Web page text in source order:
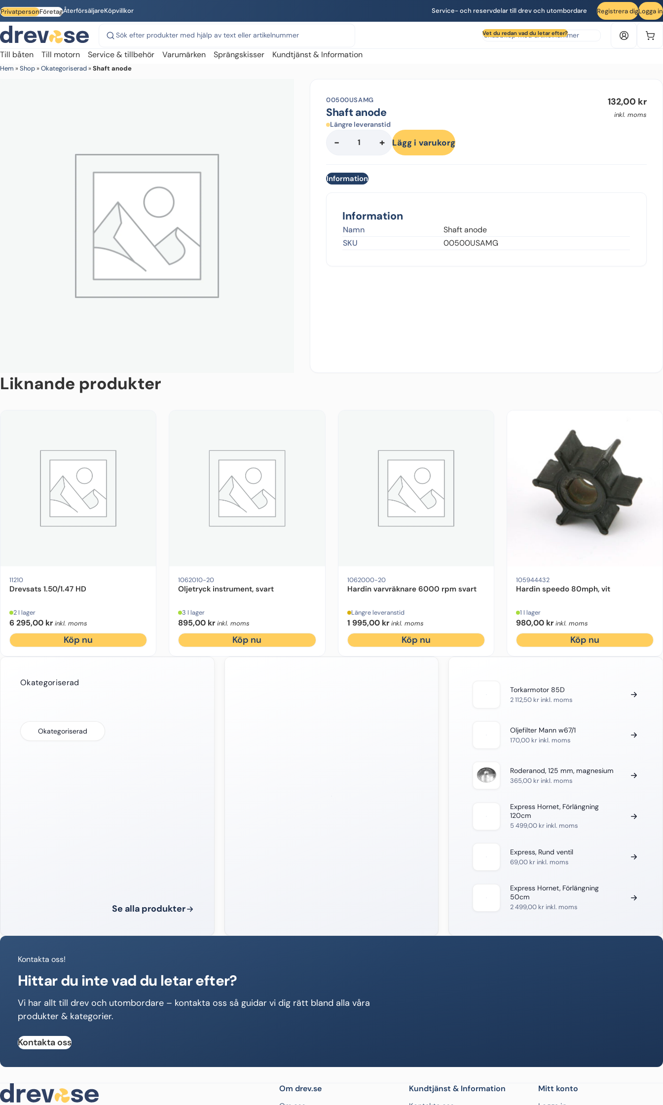
Skip to main content
PrivatpersonFöretagÅterförsäljareKöpvillkor Service- och reservdelar till drev och utombordare Registrera digLogga in
Vet du redan vad du letar efter?
Sök produkt efter artikelnummer
Till båten
Till motorn Service & tillbehör Varumärken Sprängskisser Kundtjänst & Information
Hem »Shop »Okategoriserad »Shaft anode
00500USAMG
Shaft anode
132,00 kr
inkl. moms
Längre leveranstid
-
Shaft
+ Lägg i varukorg
Information
Information
Namn
Shaft anode
SKU
00500USAMG
Liknande produkter
11210
Drevsats 1.50/1.47 HD
2 I lager
6 295,00 kr inkl. moms
Köp nu
1062010-20
Oljetryck instrument, svart
3 I lager
895,00 kr inkl. moms
Köp nu
1062000-20
Hardin varvräknare 6000 rpm svart
Längre leveranstid
1 995,00 kr inkl. moms
Köp nu
105944432
Hardin speedo 80mph, vit
1 I lager
980,00 kr inkl. moms
Köp nu
Okategoriserad
Okategoriserad
Se alla produkter
Torkarmotor 85D
2 112,50 kr inkl. moms
Oljefilter Mann w67/1
170,00 kr inkl. moms
Roderanod, 125 mm, magnesium
365,00 kr inkl. moms
Express Hornet, Förlängning
120cm
5 499,00 kr inkl. moms
Express, Rund ventil
69,00 kr inkl. moms
Express Hornet, Förlängning
50cm
2 499,00 kr inkl. moms
Kontakta oss!
Hittar du inte vad du letar efter?
Vi har allt till drev och utombordare – kontakta oss så guidar vi dig rätt bland alla våra
produkter & kategorier.
Kontakta oss
Om drev.se Kundtjänst & Information Mitt konto